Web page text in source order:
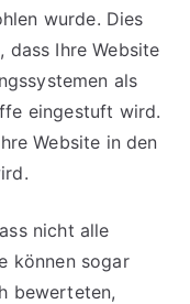
wurde. Dies
dass Ihre Website
als
eingestuft wird.
Website in den
nicht alle
können sogar
bewerteten,